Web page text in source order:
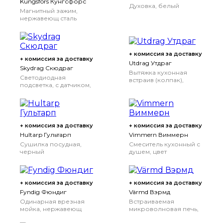
Магнитный зажим,
нержавеющ сталь
Духовка, белый
+ комиссия за доставку
Skydrag Скюдраг
Светодиодная
подсветка, с датчиком,
белый, 80 см
+ комиссия за доставку
Utdrag Утдраг
Вытяжка кухонная
встраив (колпак),
+ комиссия за доставку
Hultarp Гультарп
Сушилка посудная,
черный
+ комиссия за доставку
Vimmern Виммерн
Смеситель кухонный с
душем, цвет
+ комиссия за доставку
Fyndig Фюндиг
Одинарная врезная
мойка, нержавеющ
+ комиссия за доставку
Värmd Вэрмд
Встраиваемая
микроволновая печь,